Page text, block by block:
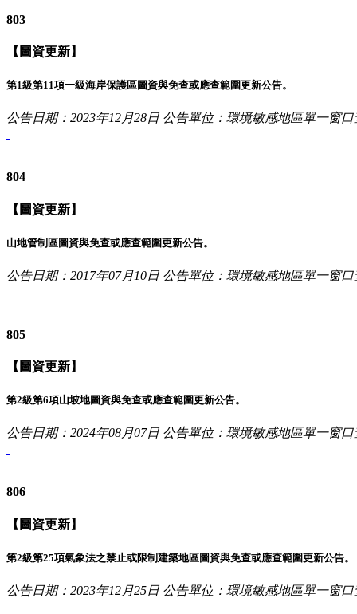
803
【圖資更新】
第1級第11項一級海岸保護區圖資與免查或應查範圍更新公告。
公告日期：2023年12月28日 公告單位：環境敏感地區單一窗
804
【圖資更新】
山地管制區圖資與免查或應查範圍更新公告。
公告日期：2017年07月10日 公告單位：環境敏感地區單一窗
805
【圖資更新】
第2級第6項山坡地圖資與免查或應查範圍更新公告。
公告日期：2024年08月07日 公告單位：環境敏感地區單一窗
806
【圖資更新】
第2級第25項氣象法之禁止或限制建築地區圖資與免查或應查範圍更新公告。
公告日期：2023年12月25日 公告單位：環境敏感地區單一窗